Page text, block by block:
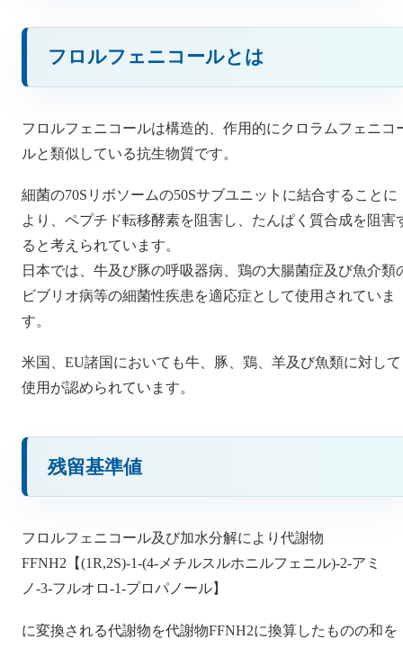
フロルフェニコールとは
フロルフェニコールは構造的、作用的にクロラムフェニコ
ルと類似している抗生物質です。
細菌の70Sリボソームの50Sサブユニットに結合することに
より、ペプチド転移酵素を阻害し、たんぱく質合成を阻害
ると考えられています。
日本では、牛及び豚の呼吸器病、鶏の大腸菌症及び魚介類
ビブリオ病等の細菌性疾患を適応症として使用されていま
す。
米国、EU諸国においても牛、豚、鶏、羊及び魚類に対して
使用が認められています。
残留基準値
フロルフェニコール及び加水分解により代謝物
FFNH2【(1R,2S)-1-(4-メチルスルホニルフェニル)-2-アミ
ノ-3-フルオロ-1-プロパノール】
に変換される代謝物を代謝物FFNH2に換算したものの和を